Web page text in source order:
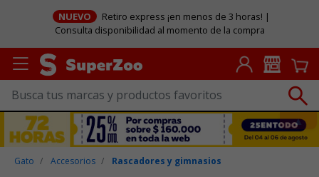
NUEVO
Retiro express ¡en menos de 3 horas! |
Consulta disponibilidad al momento de la compra
Gato Accesorios Rascadores y gimnasios